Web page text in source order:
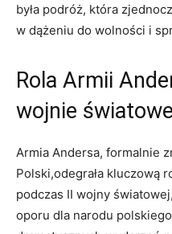
była podróż, która
w dążeniu do wolności i
Rola Armii
wojnie
Armia Andersa, formalnie
Polski,odegrała kluczową
podczas II wojny
oporu dla narodu